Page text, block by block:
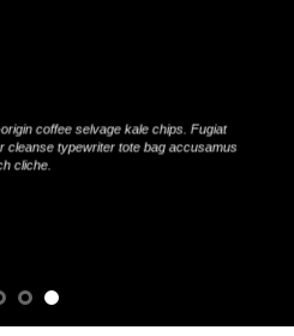
coffee selvage kale chips. Fugiat
cleanse typewriter tote bag accusamus
cliche.